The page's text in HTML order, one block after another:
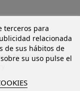
terceros para
relacionada
de sus hábitos de
su uso pulse el
reservados.